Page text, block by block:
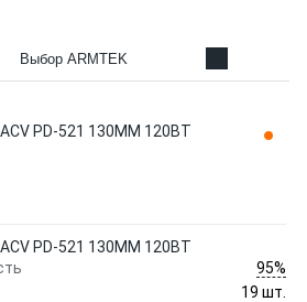
Выбор ARMTEK
PD-521 130ММ 120ВТ
PD-521 130ММ 120ВТ
95%
19 шт.